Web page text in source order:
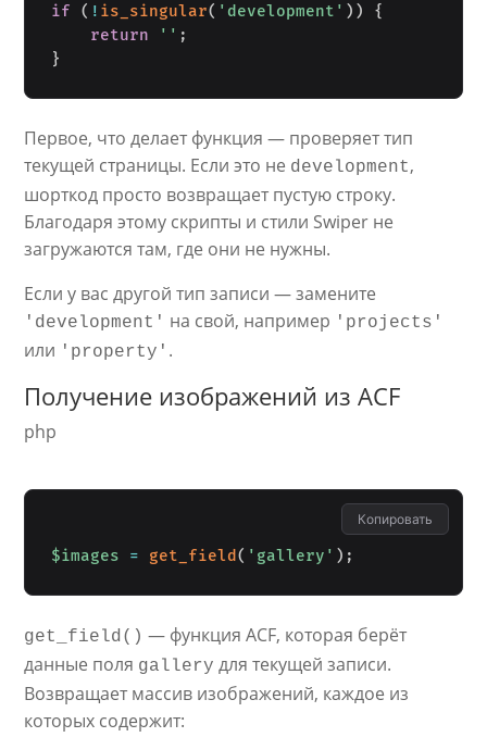
if ( ! is_singular( 'development' ) )
{
return
'' ;
}
Первое, что делает функция — проверяет тип
текущей страницы. Если это не development,
шорткод просто возвращает пустую строку.
Благодаря этому скрипты и стили Swiper не
загружаются там, где они не нужны.
Если у вас другой тип записи — замените
'development' на свой, например 'projects'
или 'property' .
Получение изображений из ACF
php
$images = get_field ( 'gallery' ) ;
Копировать
get_field() — функция ACF, которая берёт
данные поля gallery для текущей записи.
Возвращает массив изображений, каждое из
которых содержит: